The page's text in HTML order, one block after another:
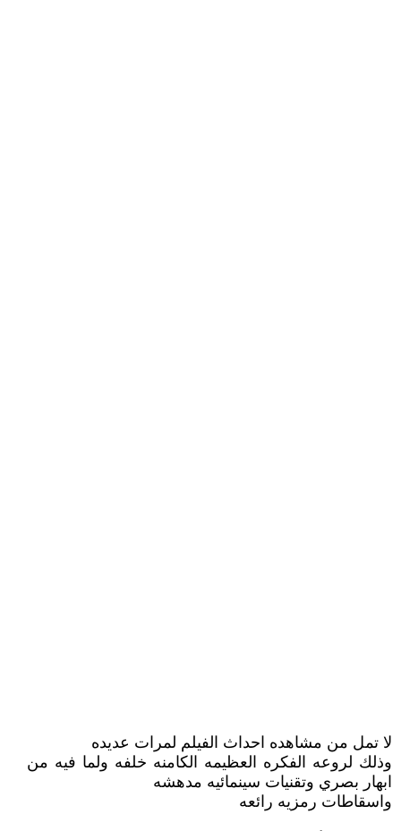
لا تمل من مشاهده احداث الفيلم لمرات عديده
وذلك لروعه الفكره العظيمه الكامنه خلفه ولما فيه من
ابهار بصري وتقنيات سينمائيه مدهشه
واسقاطات رمزيه رائعه